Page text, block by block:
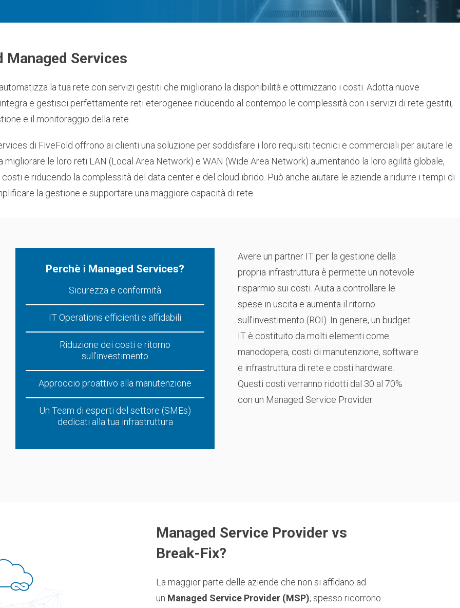
Managed Services
la tua rete con servizi gestiti che migliorano la disponibilità e ottimizzano i costi. Adotta nuove
e gestisci perfettamente reti eterogenee riducendo al contempo le complessità con i servizi di rete gestiti,
e il monitoraggio della rete
di FiveFold offrono ai clienti una soluzione per soddisfare i loro requisiti tecnici e commerciali per aiutare le
migliorare le loro reti LAN (Local Area Network) e WAN (Wide Area Network) aumentando la loro agilità globale,
costi e riducendo la complessità del data center e del cloud ibrido. Può anche aiutare le aziende a ridurre i tempi di
la gestione e supportare una maggiore capacità di rete.
Perchè i Managed Services?
Sicurezza e conformità
IT Operations efficienti e affidabili
Riduzione dei costi e ritorno
sull’investimento
Approccio proattivo alla manutenzione
Un Team di esperti del settore (SMEs)
dedicati alla tua infrastruttura
Avere un partner IT per la gestione della
propria infrastruttura è permette un notevole
risparmio sui costi. Aiuta a controllare le
spese in uscita e aumenta il ritorno
sull’investimento (ROI). In genere, un budget
IT è costituito da molti elementi come
manodopera, costi di manutenzione, software
e infrastruttura di rete e costi hardware.
Questi costi verranno ridotti dal 30 al 70%
con un Managed Service Provider.
Managed Service Provider vs
Break-Fix?
La maggior parte delle aziende che non si affidano ad
un Managed Service Provider (MSP), spesso ricorrono